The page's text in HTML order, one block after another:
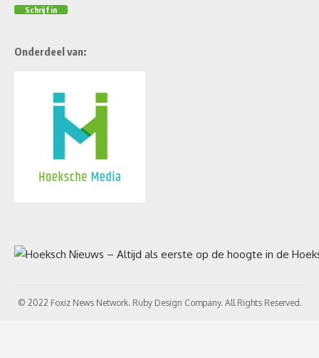
Onderdeel van:
© 2022 Foxiz News Network. Ruby Design Company. All Rights Reserved.